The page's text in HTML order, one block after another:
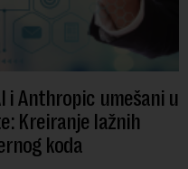
i Anthropic umešani u
Kreiranje lažnih
koda